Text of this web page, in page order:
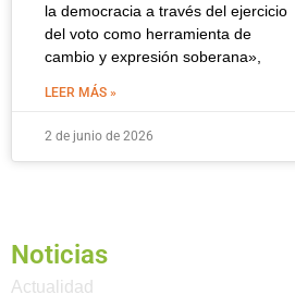
la democracia a través del ejercicio
del voto como herramienta de
cambio y expresión soberana»,
LEER MÁS »
2 de junio de 2026
Noticias
Actualidad